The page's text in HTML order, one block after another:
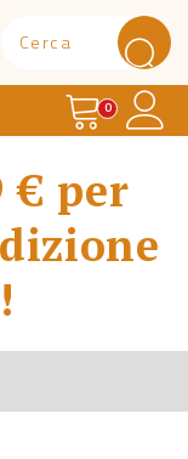
Shop
Carrello
0
€ per